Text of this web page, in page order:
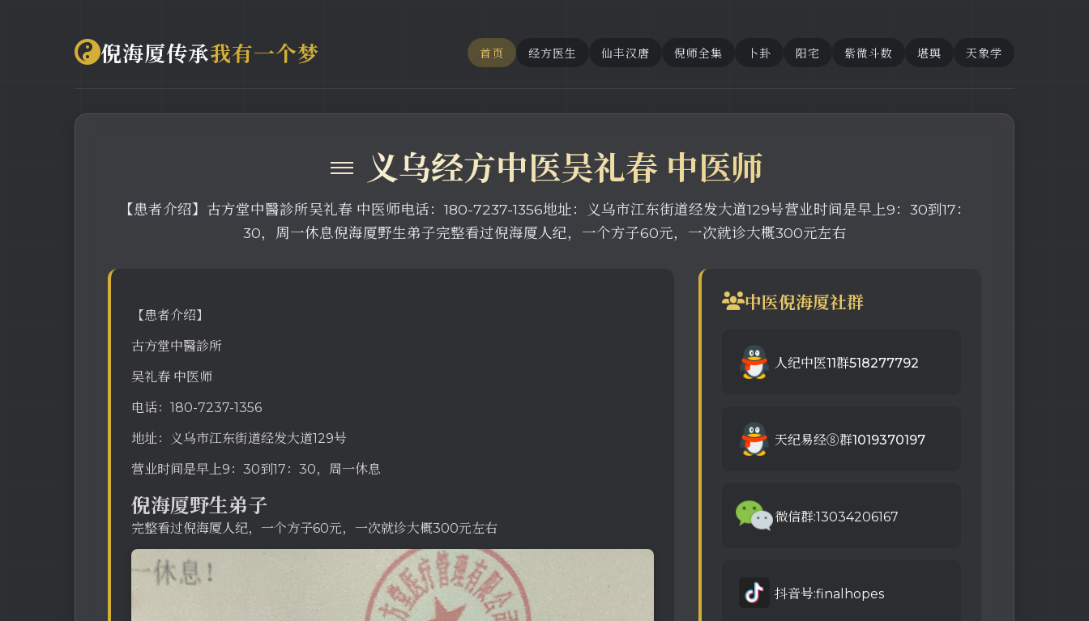
倪海厦传承我有一个梦 首页 经方医生 仙丰汉唐 倪师全集 卜卦 阳宅 紫微斗数 堪舆 天象学
≡ 义乌经方中医吴礼春 中医师
【患者介绍】古方堂中醫診所吴礼春 中医师电话：180-7237-1356地址：义乌市江东街道经发大道129号营业时间是早上9：30到17：
30，周一休息倪海厦野生弟子完整看过倪海厦人纪，一个方子60元，一次就诊大概300元左右
【患者介绍】
古方堂中醫診所
吴礼春 中医师
电话：180-7237-1356
地址：义乌市江东街道经发大道129号
营业时间是早上9：30到17：30，周一休息
倪海厦野生弟子
完整看过倪海厦人纪，一个方子60元，一次就诊大概300元左右
中医倪海厦社群
人纪中医11群518277792
天纪易经⑧群1019370197
微信群:13034206167
抖音号:finalhopes